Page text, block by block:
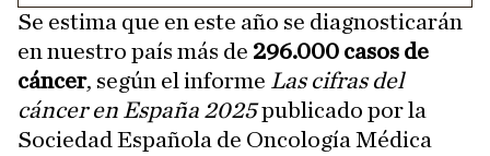
Se estima que en este año se diagnosticarán
en nuestro país más de 296.000 casos de
cáncer, según el informe Las cifras del
cáncer en España 2025publicado por la
Sociedad Española de Oncología Médica